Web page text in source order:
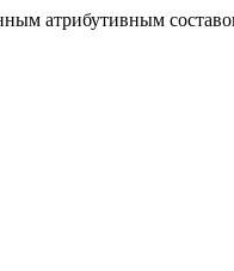
атрибутивным